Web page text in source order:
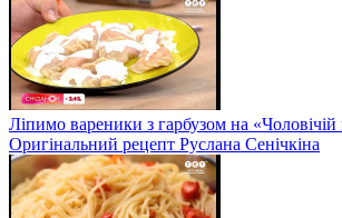
Ліпимо вареники з гарбузом на «Чоловічій
Оригінальний рецепт Руслана Сенічкіна